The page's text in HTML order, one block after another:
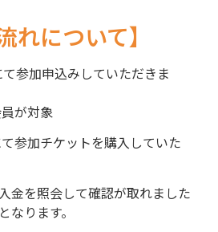
れについて】
参加申込みしていただきま
が対象
参加チケットを購入していた
を照会して確認が取れました
なります。